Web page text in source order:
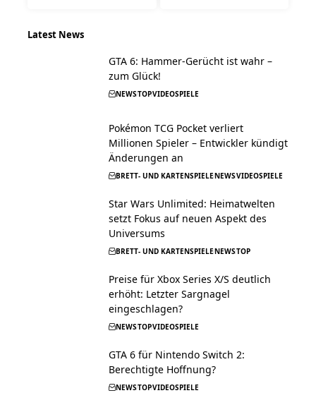
Latest News
GTA 6: Hammer-Gerücht ist wahr –
zum Glück!
NEWSTOPVIDEOSPIELE
Pokémon TCG Pocket verliert
Millionen Spieler – Entwickler kündigt
Änderungen an
BRETT- UND KARTENSPIELENEWSVIDEOSPIELE
Star Wars Unlimited: Heimatwelten
setzt Fokus auf neuen Aspekt des
Universums
BRETT- UND KARTENSPIELENEWSTOP
Preise für Xbox Series X/S deutlich
erhöht: Letzter Sargnagel
eingeschlagen?
NEWSTOPVIDEOSPIELE
GTA 6 für Nintendo Switch 2:
Berechtigte Hoffnung?
NEWSTOPVIDEOSPIELE